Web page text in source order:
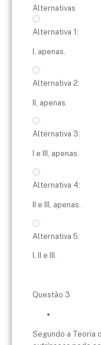
Alternativas
Alternativa 1:
I, apenas.
Alternativa 2:
II, apenas.
Alternativa 3:
I e III, apenas.
Alternativa 4:
II e III, apenas.
Alternativa 5:
I, II e III.
Questão 3
Segundo a Teoria